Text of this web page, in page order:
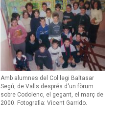
Amb alumnes del Col·legi Baltasar
Segú, de Valls després d'un fòrum
sobre Codolenc, el gegant, el març de
2000. Fotografia: Vicent Garrido.